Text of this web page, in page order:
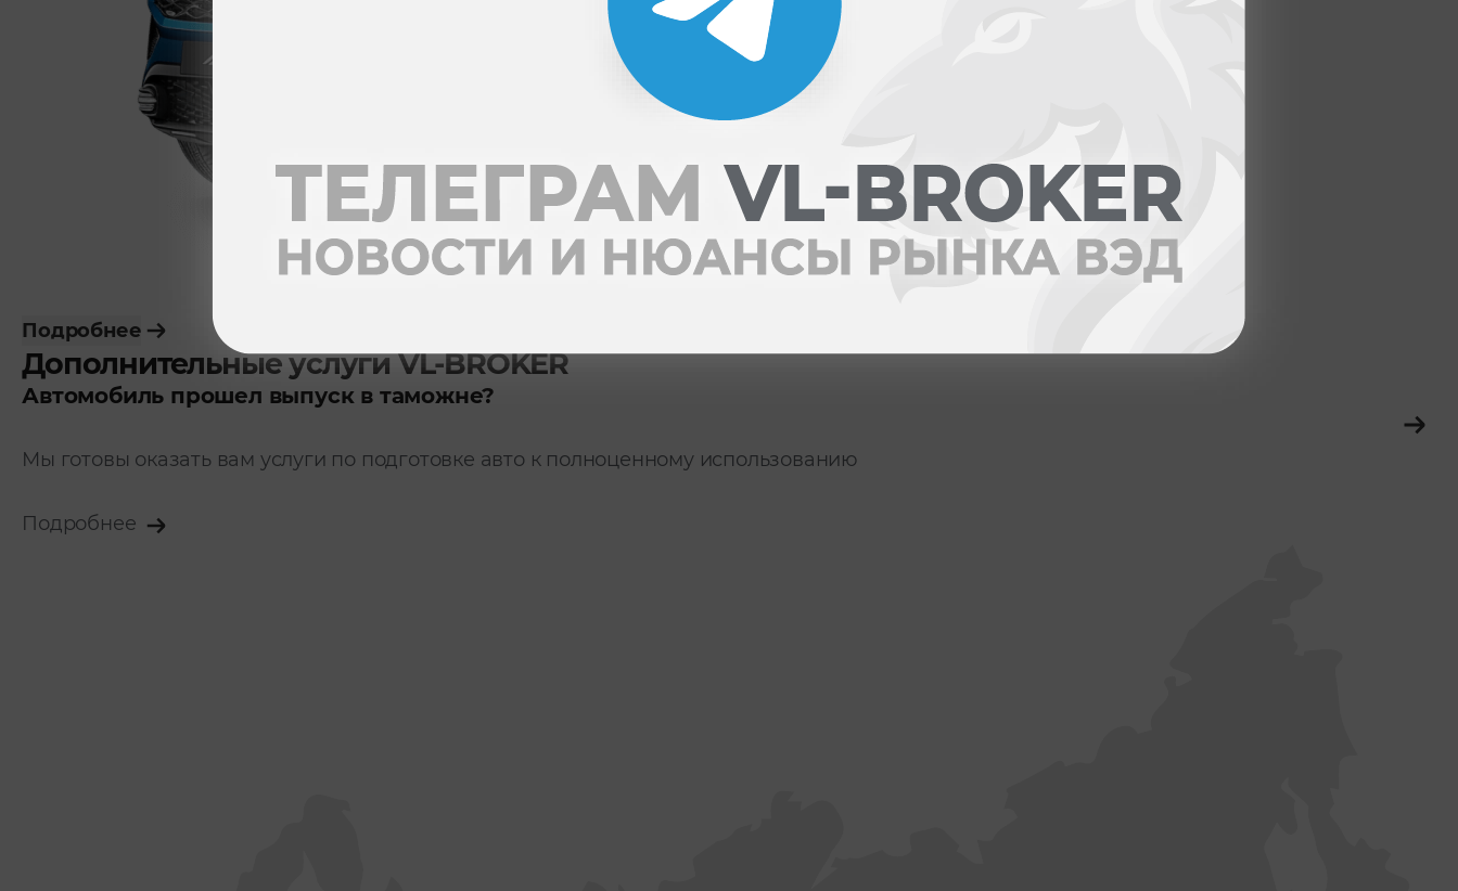
Подробнее
Дополнительные услуги VL-BROKER
Автомобиль прошел выпуск в таможне?
Мы готовы оказать вам услуги по подготовке авто к полноценному использованию
Подробнее